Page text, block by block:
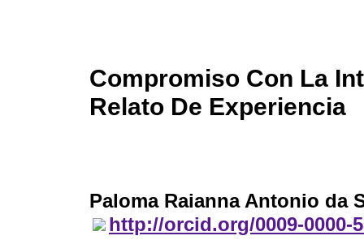
Compromiso Con La
Relato De Experiencia
Paloma Raianna Antonio da
http://orcid.org/0009-0000-